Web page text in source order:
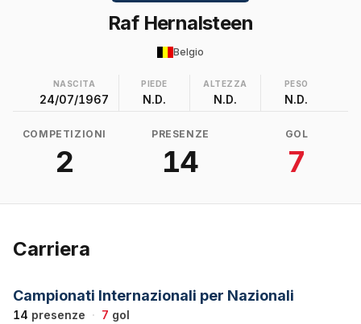
Raf Hernalsteen
Belgio
NASCITA
24/07/1967
PIEDE
N.D.
ALTEZZA
N.D.
PESO
N.D.
COMPETIZIONI
2
PRESENZE
14
GOL
7
Carriera
Campionati Internazionali per Nazionali
14 presenze · 7 gol